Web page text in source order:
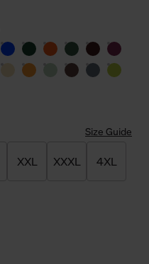
Size Guide
XXL XXXL 4XL